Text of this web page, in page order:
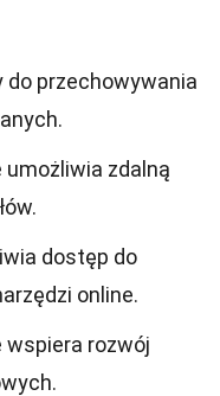
do przechowywania
zdalną
dostęp do
online.
wspiera rozwój